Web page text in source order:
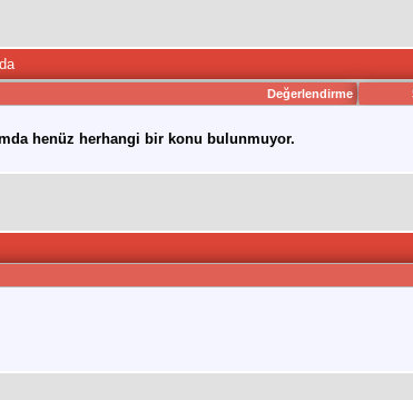
Değerlendirme
henüz herhangi bir konu bulunmuyor.